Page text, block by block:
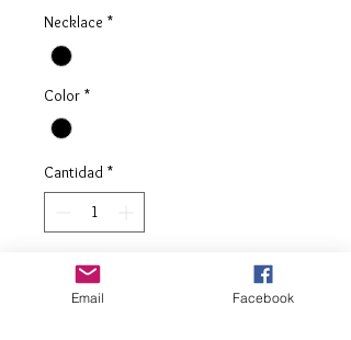
Necklace *
Color *
Cantidad *
Email Facebook